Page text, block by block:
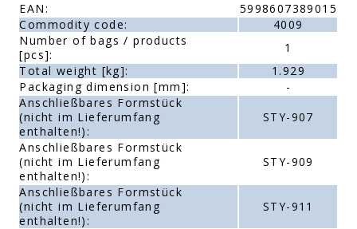
EAN:
5998607389015
Commodity code:
4009
Number of bags / products
[pcs]:
1
Total weight [kg]:
1.929
Packaging dimension [mm]:
-
Anschließbares Formstück
(nicht im Lieferumfang
enthalten!):
STY-907
Anschließbares Formstück
(nicht im Lieferumfang
enthalten!):
STY-909
Anschließbares Formstück
(nicht im Lieferumfang
enthalten!):
STY-911